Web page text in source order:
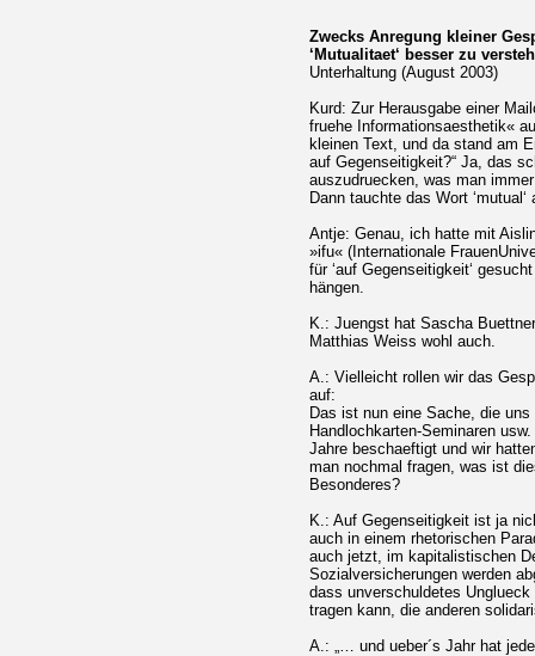
Zwecks Anregung kleiner
‘Mutualitaet‘ besser zu
Unterhaltung (August 2003)
Kurd: Zur Herausgabe einer
fruehe Informationsaesthetik«
kleinen Text, und da stand am
auf Gegenseitigkeit?“ Ja, das
auszudruecken, was man
Dann tauchte das Wort
Antje: Genau, ich hatte mit
»ifu« (Internationale
für ‘auf Gegenseitigkeit‘
hängen.
K.: Juengst hat Sascha
Matthias Weiss wohl auch.
A.: Vielleicht rollen wir das
auf:
Das ist nun eine Sache, die
Handlochkarten-Seminaren
Jahre beschaeftigt und wir
man nochmal fragen, was ist
Besonderes?
K.: Auf Gegenseitigkeit ist ja
auch in einem rhetorischen
auch jetzt, im kapitalistischen
Sozialversicherungen werden
dass unverschuldetes
tragen kann, die anderen
A.: „… und ueber´s Jahr hat